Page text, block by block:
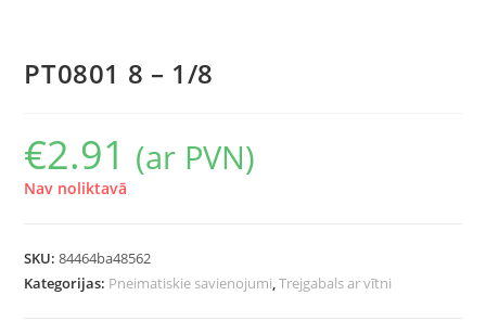
PT0801 8 – 1/8
€2.91 (ar PVN)
Nav noliktavā
SKU:84464ba48562
Kategorijas: Pneimatiskie savienojumi,Trejgabals ar vītni